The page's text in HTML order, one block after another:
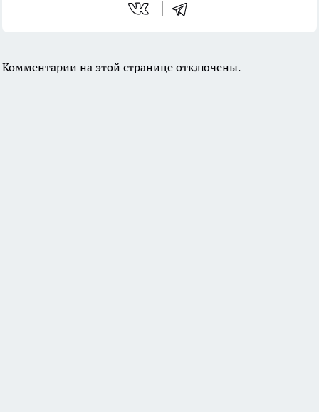
Комментарии на этой странице отключены.